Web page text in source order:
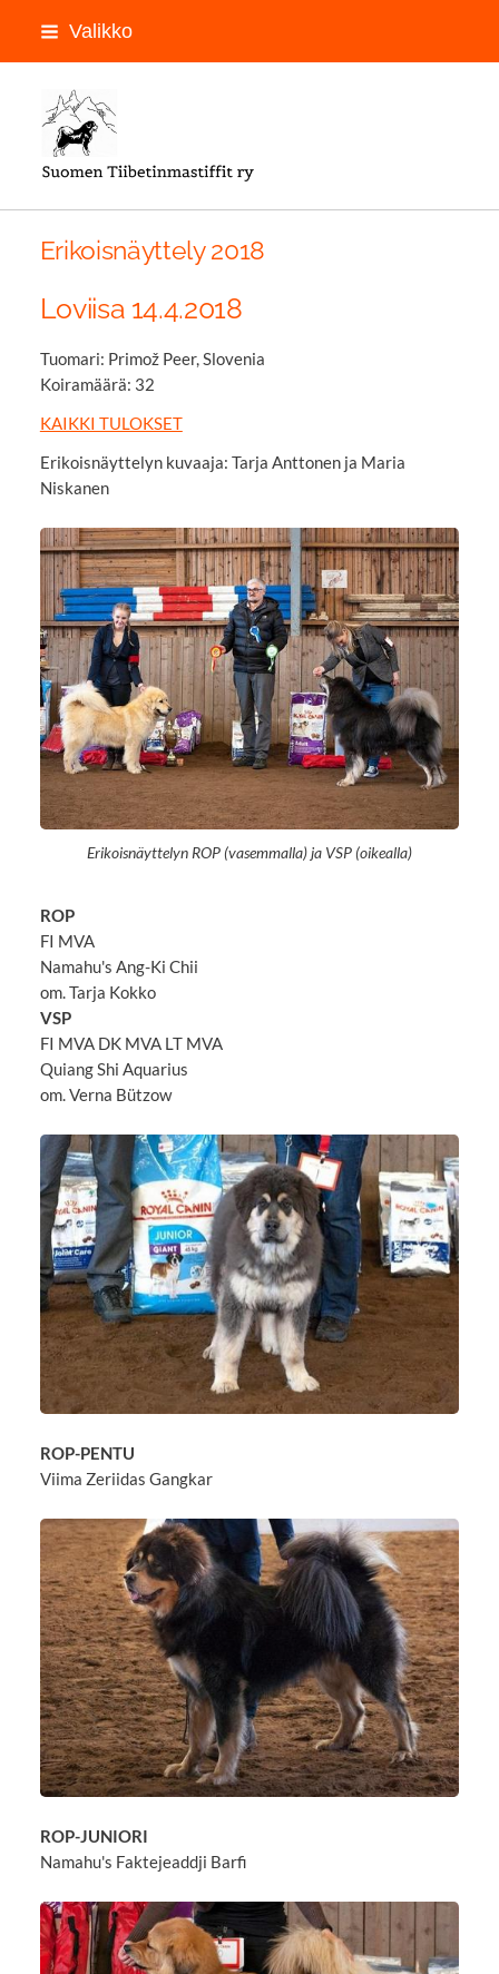
Siirry
Valikko
Erikoisnäyttely 2018
Loviisa 14.4.2018
Tuomari: Primož Peer, Slovenia
Koiramäärä: 32
KAIKKI TULOKSET
Erikoisnäyttelyn kuvaaja: Tarja Anttonen ja Maria
Niskanen
Erikoisnäyttelyn ROP (vasemmalla) ja VSP (oikealla)
ROP
FI MVA
Namahu's Ang-Ki Chii
om. Tarja Kokko
VSP
FI MVA DK MVA LT MVA
Quiang Shi Aquarius
om. Verna Bützow
ROP-PENTU
Viima Zeriidas Gangkar
ROP-JUNIORI
Namahu's Faktejeaddji Barfi